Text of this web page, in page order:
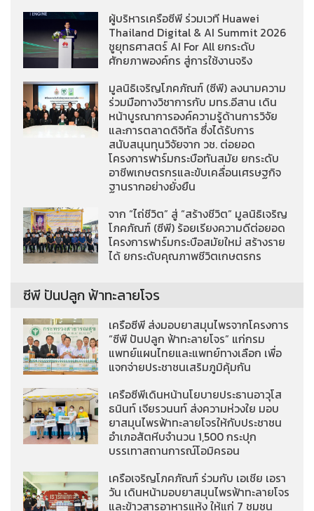
ผู้บริหารเครือซีพี ร่วมเวที Huawei
Thailand Digital & AI Summit 2026
ชูยุทธศาสตร์ AI For All ยกระดับ
ศักยภาพองค์กร สู่การใช้งานจริง
มูลนิธิเจริญโภคภัณฑ์ (ซีพี) ลงนามความ
ร่วมมือทางวิชาการกับ มทร.อีสาน เดิน
หน้าบูรณาการองค์ความรู้ด้านการวิจัย
และการตลาดดิจิทัล ซึ่งได้รับการ
สนับสนุนทุนวิจัยจาก วช. ต่อยอด
โครงการฟาร์มกระบือทันสมัย ยกระดับ
อาชีพเกษตรกรและขับเคลื่อนเศรษฐกิจ
ฐานรากอย่างยั่งยืน
จาก “ไถ่ชีวิต” สู่ “สร้างชีวิต” มูลนิธิเจริญ
โภคภัณฑ์ (ซีพี) ร้อยเรียงความดีต่อยอด
โครงการฟาร์มกระบือสมัยใหม่ สร้างราย
ได้ ยกระดับคุณภาพชีวิตเกษตรกร
ซีพี ปันปลูก ฟ้าทะลายโจร
เครือซีพี ส่งมอบยาสมุนไพรจากโครงการ
“ซีพี ปันปลูก ฟ้าทะลายโจร” แก่กรม
แพทย์แผนไทยและแพทย์ทางเลือก เพื่อ
แจกจ่ายประชาชนเสริมภูมิคุ้มกัน
เครือซีพีเดินหน้านโยบายประธานอาวุโส
ธนินท์ เจียรวนนท์ ส่งความห่วงใย มอบ
ยาสมุนไพรฟ้าทะลายโจรให้กับประชาชน
อำเภอสัตหีบจำนวน 1,500 กระปุก
บรรเทาสถานการณ์โอมิครอน
เครือเจริญโภคภัณฑ์ ร่วมกับ เอเชีย เอรา
วัน เดินหน้ามอบยาสมุนไพรฟ้าทะลายโจร
และข้าวสารอาหารแห้ง ให้แก่ 7 ชุมชน